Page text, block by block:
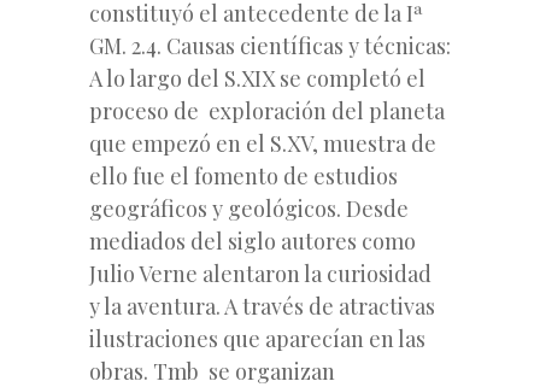
constituyó el antecedente de la Iª
GM. 2.4. Causas científicas y técnicas:
A lo largo del S.XIX se completó el
proceso de exploración del planeta
que empezó en el S.XV, muestra de
ello fue el fomento de estudios
geográficos y geológicos. Desde
mediados del siglo autores como
Julio Verne alentaron la curiosidad
y la aventura. A través de atractivas
ilustraciones que aparecían en las
obras. Tmb se organizan